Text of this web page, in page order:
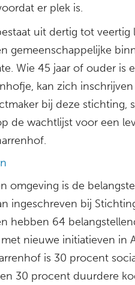
er plek is.
uit dertig tot veertig
gemeenschappelijke
Wie 45 jaar of ouder is
kan zich
bij deze stichting,
de wachtlijst voor een
omgeving is de
ingeschreven bij
hebben 64
nieuwe initiatieven in
is 30 procent
30 procent duurdere